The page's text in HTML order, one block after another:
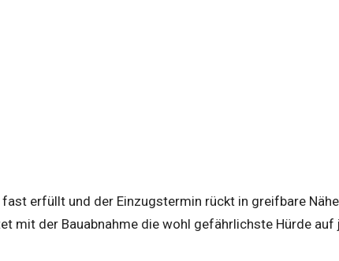
erfüllt und der Einzugstermin rückt in greifbare
mit der Bauabnahme die wohl gefährlichste Hürde auf